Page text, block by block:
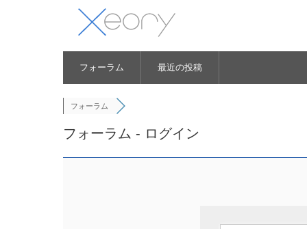
フォーラム 最近の投稿
フォーラム
フォーラム - ログイン